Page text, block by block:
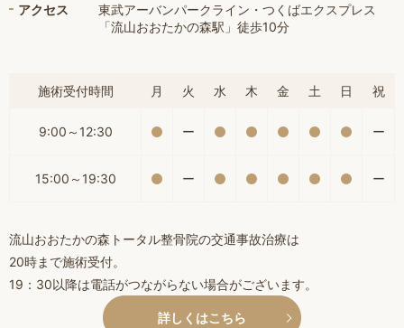
アクセス
東武アーバンパークライン・つくばエクスプレス
「流山おおたかの森駅」徒歩10分
施術受付時間 月 火 水 木 金 土 日 祝
9:00～12:30 ー ー
15:00～19:30 ー ー
流山おおたかの森トータル整骨院の交通事故治療は
20時まで施術受付。
19：30以降は電話がつながらない場合がございます。
詳しくはこちら